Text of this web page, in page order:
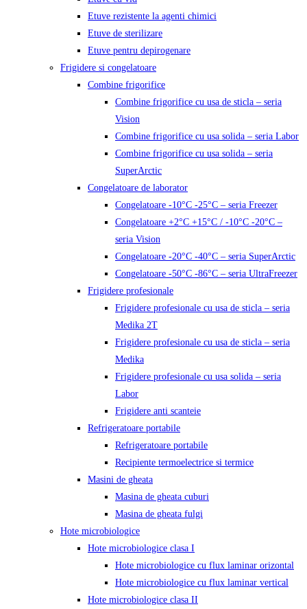
Etuve rezistente la agenti chimici
Etuve de sterilizare
Etuve pentru depirogenare
Frigidere si congelatoare
Combine frigorifice
Combine frigorifice cu usa de sticla – seria
Vision
Combine frigorifice cu usa solida – seria Labor
Combine frigorifice cu usa solida – seria
SuperArctic
Congelatoare de laborator
Congelatoare -10°C -25°C – seria Freezer
Congelatoare +2°C +15°C / -10°C -20°C –
seria Vision
Congelatoare -20°C -40°C – seria SuperArctic
Congelatoare -50°C -86°C – seria UltraFreezer
Frigidere profesionale
Frigidere profesionale cu usa de sticla – seria
Medika 2T
Frigidere profesionale cu usa de sticla – seria
Medika
Frigidere profesionale cu usa solida – seria
Labor
Frigidere anti scanteie
Refrigeratoare portabile
Refrigeratoare portabile
Recipiente termoelectrice si termice
Masini de gheata
Masina de gheata cuburi
Masina de gheata fulgi
Hote microbiologice
Hote microbiologice clasa I
Hote microbiologice cu flux laminar orizontal
Hote microbiologice cu flux laminar vertical
Hote microbiologice clasa II